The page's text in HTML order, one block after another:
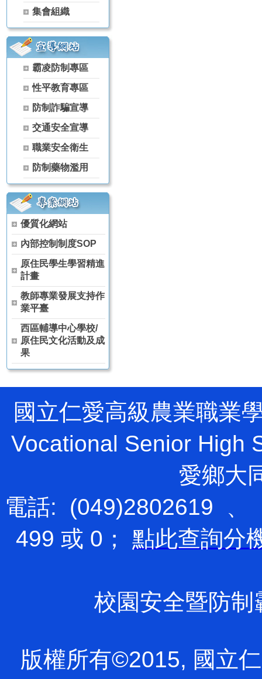
【115學年度升學榜單】恭喜 家政科 古羽涵【獨招】錄取 國立暨
【115學年度升學榜單】恭喜 家政科 黃芊蓓【獨招】錄取 國立暨
【115學年度升學榜單】恭喜 家政科 陳葦婕【獨招】錄取 國立暨
【115學年度升學榜單】恭喜 家政科 陳啟恒【獨招】錄取 國立暨
【115學年度升學榜單】恭喜 園藝科 李思華【獨招】錄取 國立暨
【115學年度升學榜單】恭喜 家政科 古羽涵【獨招】錄取 彰化師
【115學年度升學榜單】恭喜 家政科 潘曉婷【獨招】錄取 國立暨
【115學年度升學榜單】恭喜 家政科 羅芷晴【獨招】錄取 國立暨
【115學年度升學榜單】恭喜 茶葉技術科 林天賜【獨招】錄取 國
【115學年度升學榜單】恭喜 茶葉技術科 林天賦【獨招】錄取 國
【115學年度升學榜單】恭喜 家政科 黃芊蓓【獨招】錄取 國立臺
【115學年度升學榜單】恭喜 茶葉技術科 林天賦【獨招】錄取 國
【115學年度升學榜單】恭喜 茶葉技術科 黃冠宇【獨招】錄取 國
【115學年度升學榜單】恭喜 空間測繪科 賈芳伊【獨招】錄取 國
【115學年度升學榜單】恭喜 觀光事業科 林侑宏【甄審入學】錄取
115年全國中等學校運動會 高女組軟式網球雙打(林雨柔、陳芊羽)
狂賀～本校原舞社參加114學年度全國學生舞蹈比賽決賽 榮獲 高
狂賀～114學年度 全國農業類技藝競賽 農場經營職種 農經科 林彥
狂賀～114學年度 全國家事技藝競賽 膳食製作職種 家政科 羅芷晴
狂賀～114學年度 全國家事技藝競賽 膳食製作職種 家政科 陳葦婕
狂賀～本校原舞社 參加 114學年度全國學生舞蹈比賽南投縣初賽
狂賀～恭喜 農經科 阮卡娜、陳詠巡、馬昱仁、徐孟佐 參加2025全
狂賀～恭喜 農經科 林宏睿、林彥丞、吳秉原 參加2025興大盃全國
賀!!!農經科榮獲114年高中以下食農教育教案競賽科技樂農組佳作
賀!!!本校農經科教師團隊榮獲114年杏壇芬芳獎(團體組)
集會組織
霸凌防制專區
性平教育專區
防制詐騙宣導
交通安全宣導
職業安全衛生
防制藥物濫用
優質化網站
內部控制制度SOP
原住民學生學習精進
計畫
教師專業發展支持作
業平臺
西區輔導中心學校/
原住民文化活動及成
果
國立仁愛高級農業職業
Vocational Senior
愛鄉大
電話: (049)2802619
499 或 0； 點此查詢分
校園安全暨防
版權所有©2015, 國立